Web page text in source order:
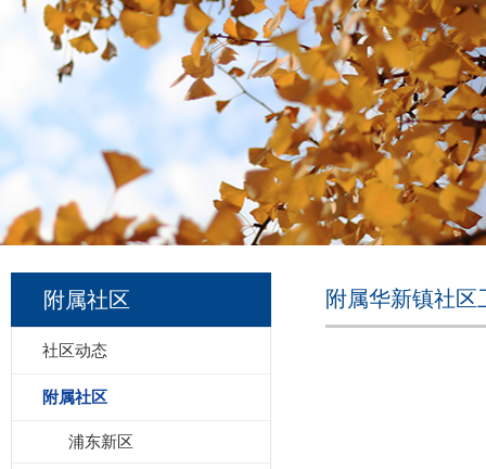
附属社区
社区动态
附属社区
浦东新区
附属华新镇社区